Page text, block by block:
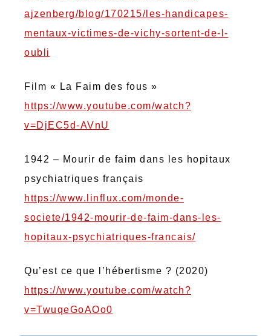
ajzenberg/blog/170215/les-handicapes-
mentaux-victimes-de-vichy-sortent-de-l-
oubli
Film « La Faim des fous »
https://www.youtube.com/watch?
v=DjEC5d-AVnU
1942 – Mourir de faim dans les hopitaux
psychiatriques français
https://www.linflux.com/monde-
societe/1942-mourir-de-faim-dans-les-
hopitaux-psychiatriques-francais/
Qu’est ce que l’hébertisme ? (2020)
https://www.youtube.com/watch?
v=TwuqeGoAOo0